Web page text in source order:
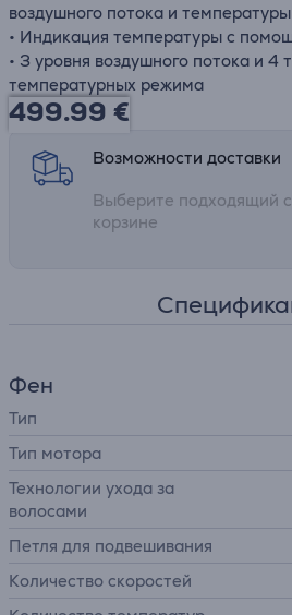
воздушного потока и температуры
• Индикация температуры с
• 3 уровня воздушного потока и 4
температурных режима
499.99 €
Возможности доставки
Выберите подходящий
корзине
Фен
Тип
Тип мотора
Технологии ухода за
волосами
Петля для подвешивания
Количество скоростей